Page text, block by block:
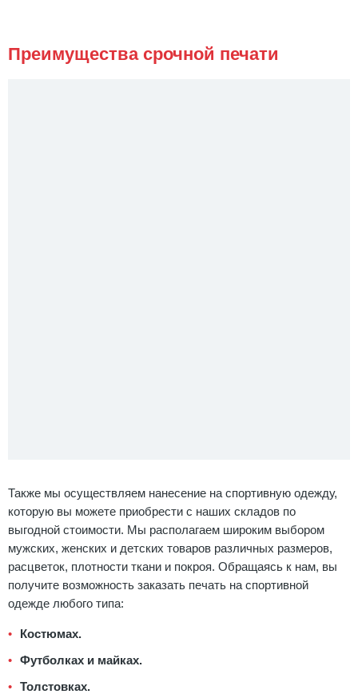
Преимущества срочной печати
Также мы осуществляем нанесение на спортивную одежду,
которую вы можете приобрести с наших складов по
выгодной стоимости. Мы располагаем широким выбором
мужских, женских и детских товаров различных размеров,
расцветок, плотности ткани и покроя. Обращаясь к нам, вы
получите возможность заказать печать на спортивной
одежде любого типа:
Костюмах.
Футболках и майках.
Толстовках.